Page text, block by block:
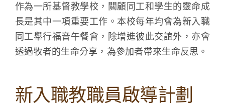
作為一所基督教學校，關顧同工和學生的靈命成
長是其中一項重要工作。本校每年均會為新入職
同工舉行福音午餐會，除增進彼此交誼外，亦會
透過牧者的生命分享，為參加者帶來生命反思。
新入職教職員啟導計劃